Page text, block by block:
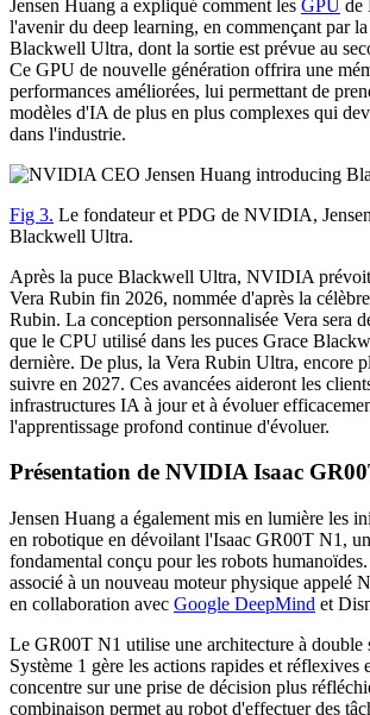
Jensen Huang a expliqué comment les GPU de
l'avenir du deep learning, en commençant par
Blackwell Ultra, dont la sortie est prévue au
Ce GPU de nouvelle génération offrira une
performances améliorées, lui permettant de
modèles d'IA de plus en plus complexes qui
dans l'industrie.
Fig 3. Le fondateur et PDG de NVIDIA,
Blackwell Ultra.
Après la puce Blackwell Ultra, NVIDIA
Vera Rubin fin 2026, nommée d'après la
Rubin. La conception personnalisée Vera sera
que le CPU utilisé dans les puces Grace
dernière. De plus, la Vera Rubin Ultra, encore
suivre en 2027. Ces avancées aideront les
infrastructures IA à jour et à évoluer
l'apprentissage profond continue d'évoluer.
Présentation de NVIDIA Isaac
Jensen Huang a également mis en lumière les
en robotique en dévoilant l'Isaac GR00T N1,
fondamental conçu pour les robots
associé à un nouveau moteur physique appelé
en collaboration avec Google DeepMind et
Le GR00T N1 utilise une architecture à double
Système 1 gère les actions rapides et réflexives
concentre sur une prise de décision plus
combinaison permet au robot d'effectuer des